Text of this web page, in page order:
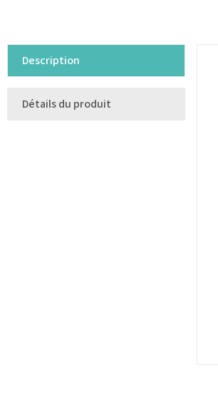
Description
Détails du produit